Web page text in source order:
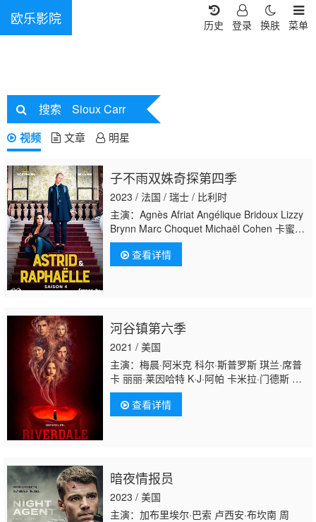
欧乐影院 菜单
换肤
登录
历史
搜索 Sioux Carr
视频 文章 明星
子不雨双姝奇探第四季
2023 / 法国 / 瑞士 / 比利时
主演：Agnès Afriat Angélique Bridoux Lizzy
Brynn Marc Choquet Michaël Cohen 卡蜜儿·
德·帕兹
查看详情
河谷镇第六季
2021 / 美国
主演：梅晨·阿米克 科尔·斯普罗斯 琪兰·席普
卡 丽丽·莱因哈特 K·J·阿帕 卡米拉·门德斯 玛
德莱娜·佩切 查尔斯·梅尔顿 瓦妮莎·摩根 瑞安·
罗宾斯 马丁·库明斯 艾琳·威斯布魯克 Kyra
Leroux 卡西·科特 德鲁·雷·坦纳 阿尔文·桑德斯
查看详情
暗夜情报员
2023 / 美国
主演：加布里埃尔·巴索 卢西安·布坎南 周